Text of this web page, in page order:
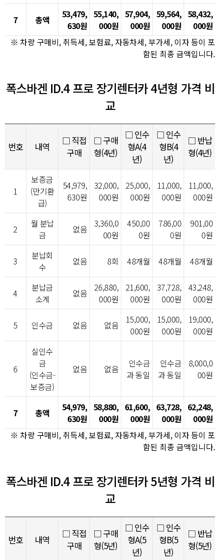
7 총액
53,479,
630원
55,140,
000원
57,904,
000원
59,564,
000원
58,432,
000원
※ 차량 구매비, 취득세, 보험료, 자동차세, 부가세, 이자 등이 포
함된 최종 금액입니다.
폭스바겐 ID.4 프로 장기렌터카 4년형 가격 비
교
번호 내역
□ 직접
구매
□ 구매
형(4년)
□ 인수
형A(4
년)
□ 인수
형B(4
년)
□ 반납
형(4년)
1
보증금
(만기환
급)
54,979,
630원
32,000,
000원
25,000,
000원
11,000,
000원
11,000,
000원
2
월 분납
금
없음
3,360,0
00원
450,00
0원
786,00
0원
901,00
0원
3
분납회
수
없음 8회 48개월 48개월 48개월
4
분납금
소계
없음
26,880,
000원
21,600,
000원
37,728,
000원
43,248,
000원
5 인수금 없음 없음
15,000,
000원
15,000,
000원
19,000,
000원
6
실인수
금
(인수금-
보증금)
없음 없음
인수금
과 동일
인수금
과 동일
8,000,0
00원
7 총액
54,979,
630원
58,880,
000원
61,600,
000원
63,728,
000원
62,248,
000원
※ 차량 구매비, 취득세, 보험료, 자동차세, 부가세, 이자 등이 포
함된 최종 금액입니다.
폭스바겐 ID.4 프로 장기렌터카 5년형 가격 비
교
번호 내역
□ 직접
구매
□ 구매
형(5년)
□ 인수
형A(5
년)
□ 인수
형B(5
년)
□ 반납
형(5년)